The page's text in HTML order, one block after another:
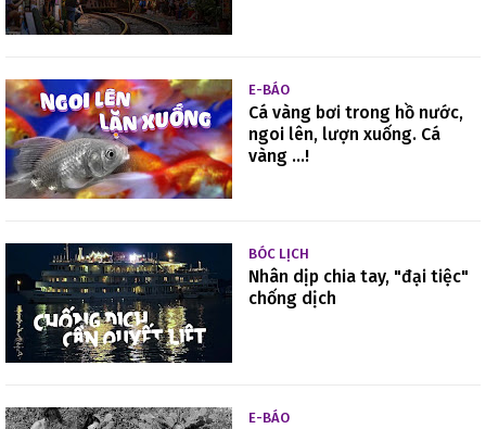
E-BÁO
Cá vàng bơi trong hồ nước,
ngoi lên, lượn xuống. Cá
vàng ...!
BÓC LỊCH
Nhân dịp chia tay, "đại tiệc"
chống dịch
E-BÁO